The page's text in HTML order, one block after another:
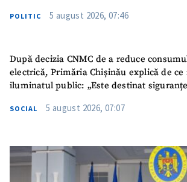
POLITIC 5 august 2026, 07:46
După decizia CNMC de a reduce
electrică, Primăria Chișinău explică de ce
iluminatul public: „Este destinat
SOCIAL 5 august 2026, 07:07
Am citit și sunt de
acord cupolitica de
confidențialitate